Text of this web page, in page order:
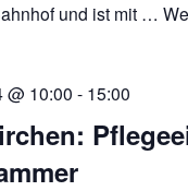
und ist mit …
@ 10:00 - 15:00